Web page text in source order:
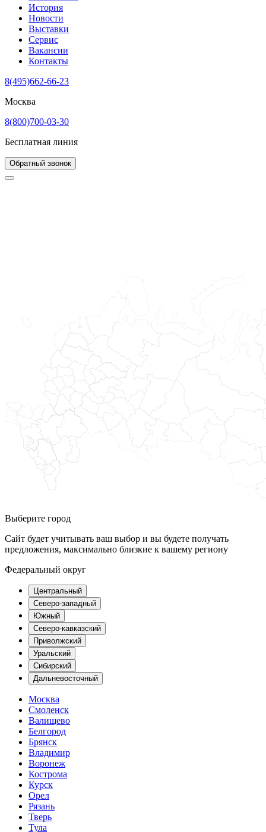
История
Новости
Выставки
Сервис
Вакансии
Контакты
8(495)662-66-23
Москва
8(800)700-03-30
Бесплатная линия
Обратный звонок
Выберите город
Сайт будет учитывать ваш выбор и вы будете получать
предложения, максимально близкие к вашему региону
Федеральный округ
Центральный
Северо-западный
Южный
Северо-кавказский
Приволжский
Уральский
Сибирский
Дальневосточный
Москва
Смоленск
Валищево
Белгород
Брянск
Владимир
Воронеж
Кострома
Курск
Орел
Рязань
Тверь
Тула